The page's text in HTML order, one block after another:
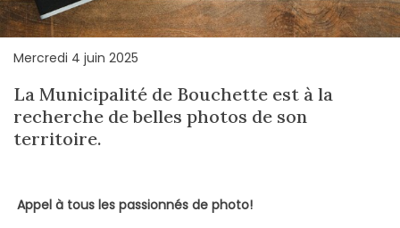
Mercredi 4 juin 2025
La Municipalité de Bouchette est à la
recherche de belles photos de son
territoire.
Appel à tous les passionnés de photo!